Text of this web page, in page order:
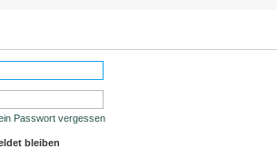
Passwort vergessen
bleiben